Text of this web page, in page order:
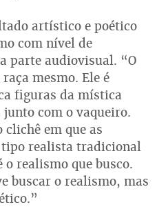
artístico e poético
com nível de
parte audiovisual. “O
mesmo. Ele é
figuras da mística
com o vaqueiro.
clichê em que as
tipo realista tradicional
o realismo que busco.
buscar o realismo, mas